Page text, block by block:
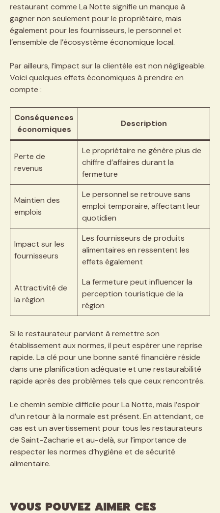
restaurant comme La Notte signifie un manque à
gagner non seulement pour le propriétaire, mais
également pour les fournisseurs, le personnel et
l’ensemble de l’écosystème économique local.
Par ailleurs, l’impact sur la clientèle est non négligeable.
Voici quelques effets économiques à prendre en
compte :
Conséquences
économiques
Description
Perte de
revenus
Le propriétaire ne génère plus de
chiffre d’affaires durant la
fermeture
Maintien des
emplois
Le personnel se retrouve sans
emploi temporaire, affectant leur
quotidien
Impact sur les
fournisseurs
Les fournisseurs de produits
alimentaires en ressentent les
effets également
Attractivité de
la région
La fermeture peut influencer la
perception touristique de la
région
Si le restaurateur parvient à remettre son
établissement aux normes, il peut espérer une reprise
rapide. La clé pour une bonne santé financière réside
dans une planification adéquate et une restaurabilité
rapide après des problèmes tels que ceux rencontrés.
Le chemin semble difficile pour La Notte, mais l’espoir
d’un retour à la normale est présent. En attendant, ce
cas est un avertissement pour tous les restaurateurs
de Saint-Zacharie et au-delà, sur l’importance de
respecter les normes d’hygiène et de sécurité
alimentaire.
VOUS POUVEZ AIMER CES